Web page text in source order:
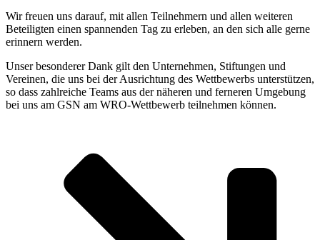
Wir freuen uns darauf, mit allen Teilnehmern und allen weiteren
Beteiligten einen spannenden Tag zu erleben, an den sich alle gerne
erinnern werden.
Unser besonderer Dank gilt den Unternehmen, Stiftungen und
Vereinen, die uns bei der Ausrichtung des Wettbewerbs unterstützen,
so dass zahlreiche Teams aus der näheren und ferneren Umgebung
bei uns am GSN am WRO-Wettbewerb teilnehmen können.